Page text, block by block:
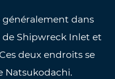
généralement dans
Shipwreck Inlet et
deux endroits se
Natsukodachi.